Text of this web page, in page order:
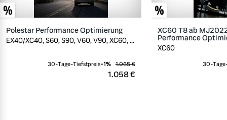
Polestar Performance Optimierung
EX40/XC40, S60, S90, V60, V90, XC60, ...
1.058 €
30-Tage-Tiefstpreis-1% 1.065 €
XC60 T8 ab
Performance
XC60
30-